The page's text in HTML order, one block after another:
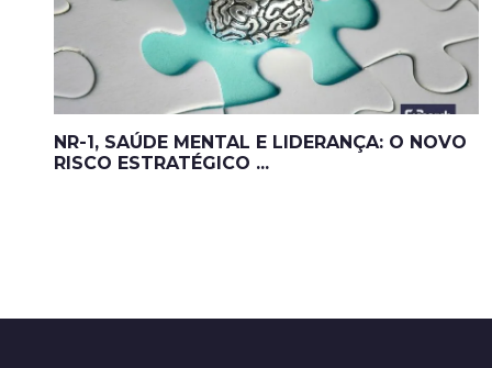
NR-1, SAÚDE MENTAL E LIDERANÇA: O NOVO
RISCO ESTRATÉGICO ...